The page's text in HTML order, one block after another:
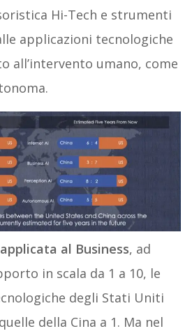
Hi-Tech e strumenti
applicazioni tecnologiche
all’intervento umano, come
al Business, ad
in scala da 1 a 10, le
degli Stati Uniti
della Cina a 1. Ma nel